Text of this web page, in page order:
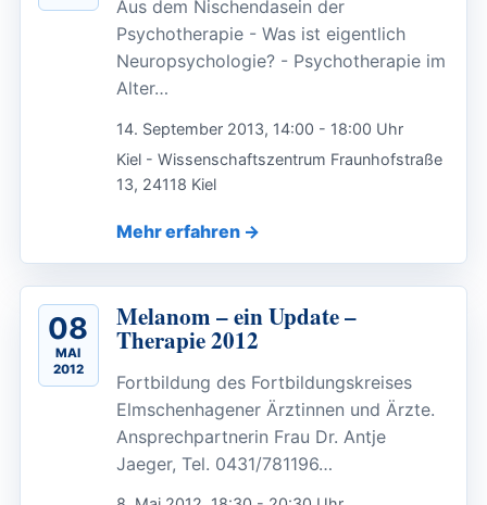
Aus dem Nischendasein der
Psychotherapie - Was ist eigentlich
Neuropsychologie? - Psychotherapie im
Alter…
14. September 2013, 14:00 - 18:00 Uhr
Kiel - Wissenschaftszentrum Fraunhofstraße
13, 24118 Kiel
Mehr erfahren
08
MAI
2012
Melanom – ein Update –
Therapie 2012
Fortbildung des Fortbildungskreises
Elmschenhagener Ärztinnen und Ärzte.
Ansprechpartnerin Frau Dr. Antje
Jaeger, Tel. 0431/781196…